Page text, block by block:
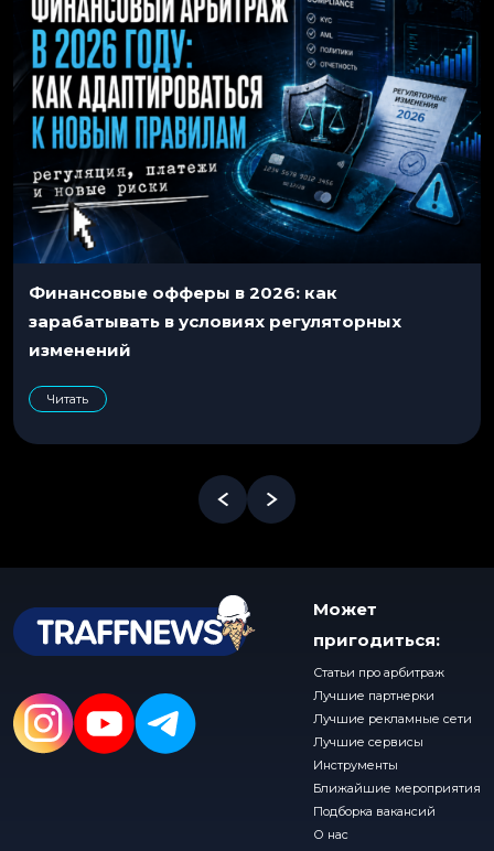
Финансовые офферы в 2026: как
зарабатывать в условиях регуляторных
изменений
Читать
Может
пригодиться:
Статьи про арбитраж
Лучшие партнерки
Лучшие рекламные сети
Лучшие сервисы
Инструменты
Ближайшие мероприятия
Подборка вакансий
О нас